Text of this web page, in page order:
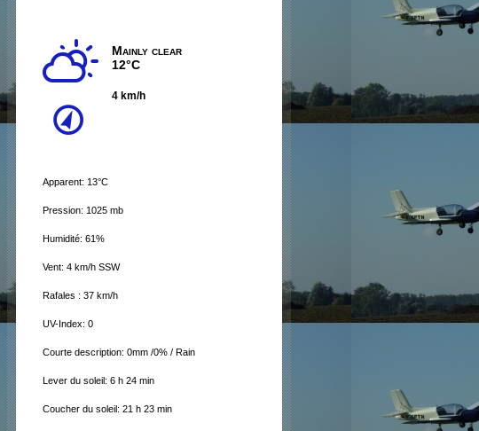
Mainly clear
12°C
4 km/h
Apparent: 13°C
Pression: 1025 mb
Humidité: 61%
Vent: 4 km/h SSW
Rafales : 37 km/h
UV-Index: 0
Courte description: 0mm /0% / Rain
Lever du soleil: 6 h 24 min
Coucher du soleil: 21 h 23 min